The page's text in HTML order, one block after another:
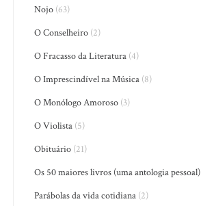
Nojo (63)
O Conselheiro (2)
O Fracasso da Literatura (4)
O Imprescindível na Música (8)
O Monólogo Amoroso (3)
O Violista (5)
Obituário (21)
Os 50 maiores livros (uma antologia pessoal)
Parábolas da vida cotidiana (2)